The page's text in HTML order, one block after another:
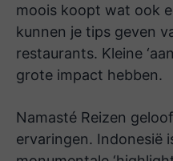
moois koopt wat ook
kunnen je tips geven
restaurants. Kleine
grote impact hebben.
Namasté Reizen
ervaringen. Indonesië